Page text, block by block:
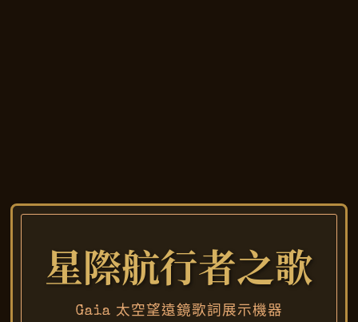
星際航行者之歌
Gaia 太空望遠鏡歌詞展示機器